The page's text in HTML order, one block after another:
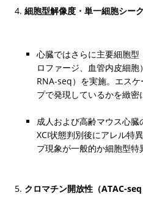
細胞型解像度・単一細胞シー
心臓ではさらに主要細胞
ロファージ、血管内皮細
RNA-seq）を実施。エス
プで発現しているかを緻密
成人および高齢マウス心臓
XCI状態判別後にアレル特
プ現象が一般的か細胞型特
クロマチン開放性（ATAC-